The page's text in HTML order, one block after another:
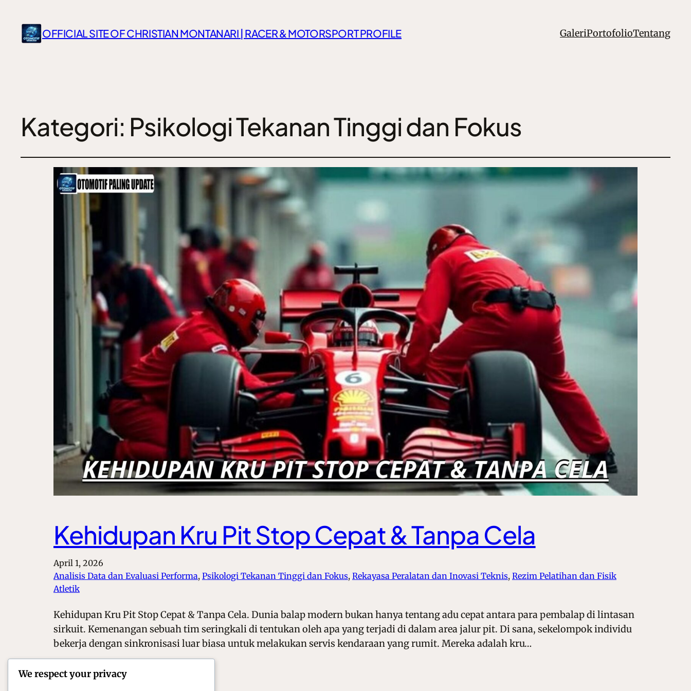
OFFICIAL SITE OF CHRISTIAN MONTANARI | RACER & MOTORSPORT PROFILE GaleriPortofolioTentang
Kategori: Psikologi Tekanan Tinggi dan Fokus
Kehidupan Kru Pit Stop Cepat & Tanpa Cela
April 1, 2026
Analisis Data dan Evaluasi Performa, Psikologi Tekanan Tinggi dan Fokus, Rekayasa Peralatan dan Inovasi Teknis, Rezim Pelatihan dan Fisik
Atletik
Kehidupan Kru Pit Stop Cepat & Tanpa Cela. Dunia balap modern bukan hanya tentang adu cepat antara para pembalap di lintasan
sirkuit. Kemenangan sebuah tim seringkali di tentukan oleh apa yang terjadi di dalam area jalur pit. Di sana, sekelompok individu
bekerja dengan sinkronisasi luar biasa untuk melakukan servis kendaraan yang rumit. Mereka adalah kru…
We respect your privacy